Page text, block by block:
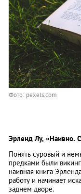
Фото: pexels.com
Эрленд Лу, «Наивно.
Понять суровый и
предками были
наивная книга
работу и начинает
заднем дворе.